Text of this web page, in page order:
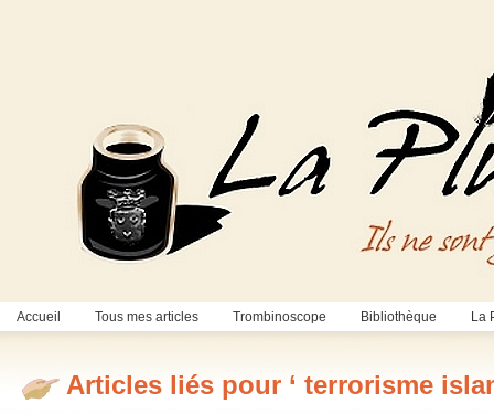
Accueil Tous mes articles Trombinoscope Bibliothèque La
Articles liés pour ‘ terrorisme